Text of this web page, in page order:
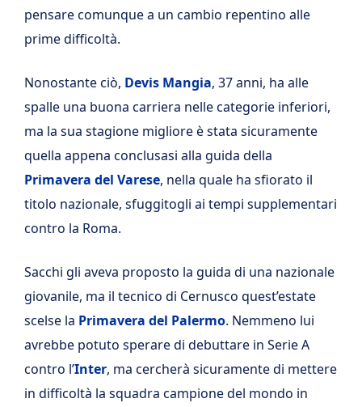
pensare comunque a un cambio repentino alle
prime difficoltà.
Nonostante ciò, Devis Mangia, 37 anni, ha alle
spalle una buona carriera nelle categorie inferiori,
ma la sua stagione migliore è stata sicuramente
quella appena conclusasi alla guida della
Primavera del Varese, nella quale ha sfiorato il
titolo nazionale, sfuggitogli ai tempi supplementari
contro la Roma.
Sacchi gli aveva proposto la guida di una nazionale
giovanile, ma il tecnico di Cernusco quest’estate
scelse la Primavera del Palermo. Nemmeno lui
avrebbe potuto sperare di debuttare in Serie A
contro l’Inter, ma cercherà sicuramente di mettere
in difficoltà la squadra campione del mondo in